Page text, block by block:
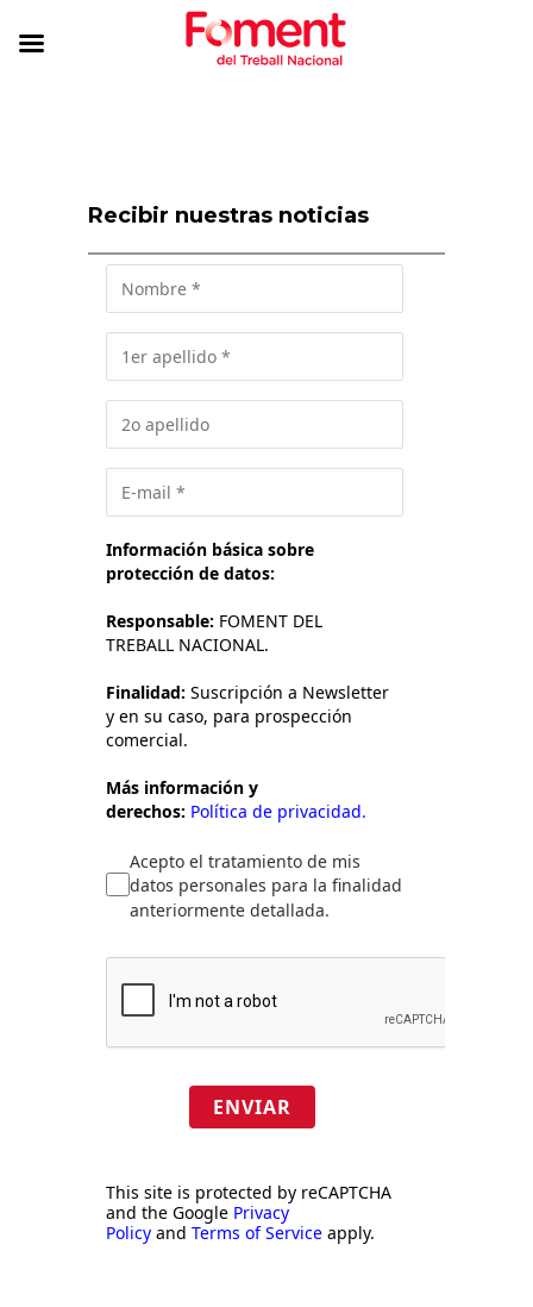
Recibir nuestras noticias
Información básica sobre
protección de datos:
Responsable: FOMENT DEL
TREBALL NACIONAL.
Finalidad: Suscripción a Newsletter
y en su caso, para prospección
comercial.
Más información y
derechos: Política de privacidad.
Acepto el tratamiento de mis
datos personales para la finalidad
anteriormente detallada.
ENVIAR
This site is protected by reCAPTCHA
and the Google Privacy
Policy and Terms of Service apply.